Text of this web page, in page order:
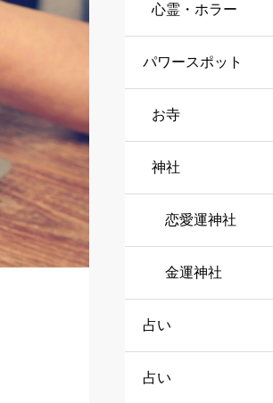
心霊・ホラー
パワースポット
お寺
神社
恋愛運神社
金運神社
占い
占い